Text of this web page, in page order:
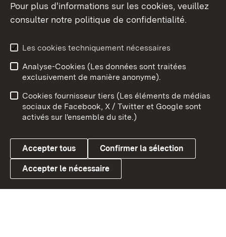
Aperçu des thèmes
Link zum Landesportal
Conseils d'utilisation
Confidentialité
Cookies
Pour plus d'informations sur les cookies, veuillez
consulter notre politique de confidentialité.
Les cookies techniquement nécessaires
Analyse-Cookies (Les données sont traitées
exclusivement de manière anonyme).
Cookies fournisseur tiers (Les éléments de médias
sociaux de Facebook, X / Twitter et Google sont
activés sur l'ensemble du site.)
Accepter tous Confirmer la sélection
Accepter le nécessaire